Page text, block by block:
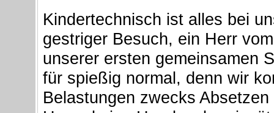
Kindertechnisch ist alles bei
gestriger Besuch, ein Herr
unserer ersten gemeinsamen
für spießig normal, denn wir
Belastungen zwecks